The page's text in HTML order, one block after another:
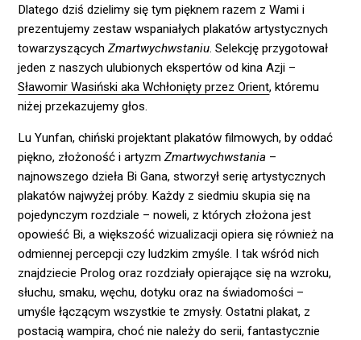
Dlatego dziś dzielimy się tym pięknem razem z Wami i
prezentujemy zestaw wspaniałych plakatów artystycznych
towarzyszącychZmartwychwstaniu. Selekcję przygotował
jeden z naszych ulubionych ekspertów od kina Azji –
Sławomir Wasiński aka Wchłonięty przez Orient, któremu
niżej przekazujemy głos.
Lu Yunfan, chiński projektant plakatów filmowych, by oddać
piękno, złożoność i artyzmZmartwychwstania –
najnowszego dzieła Bi Gana, stworzył serię artystycznych
plakatów najwyżej próby. Każdy z siedmiu skupia się na
pojedynczym rozdziale – noweli, z których złożona jest
opowieść Bi, a większość wizualizacji opiera się również na
odmiennej percepcji czy ludzkim zmyśle. I tak wśród nich
znajdziecie Prolog oraz rozdziały opierające się na wzroku,
słuchu, smaku, węchu, dotyku oraz na świadomości –
umyśle łączącym wszystkie te zmysły. Ostatni plakat, z
postacią wampira, choć nie należy do serii, fantastycznie